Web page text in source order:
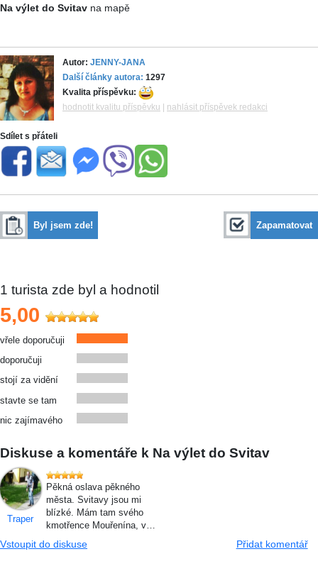
Na výlet do Svitav na mapě
Autor: JENNY-JANA
Další články autora: 1297
Kvalita příspěvku:
hodnotit kvalitu příspěvku
nahlásit příspěvek redakci
Sdílet s přáteli
Byl jsem zde! Zapamatovat
1 turista zde byl a hodnotil
5,00
vřele doporučuji
doporučuji
stojí za vidění
stavte se tam
nic zajímavého
Diskuse a komentáře k Na výlet do Svitav
Traper
Pěkná oslava pěkného
města. Svitavy jsou mi
blízké. Mám tam svého
kmotřence Mouřenína, v…
Vstoupit do diskuse Přidat komentář